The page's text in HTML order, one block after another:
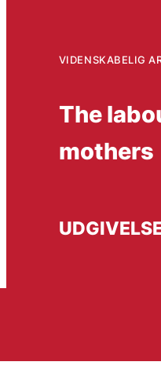
VIDENSKABELIG
The
mothers